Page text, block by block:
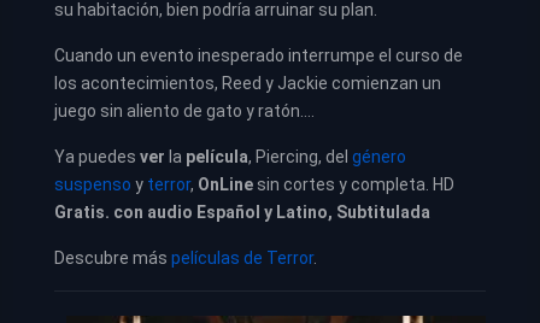
su habitación, bien podría arruinar su plan.
Cuando un evento inesperado interrumpe el curso de
los acontecimientos, Reed y Jackie comienzan un
juego sin aliento de gato y ratón….
Ya puedes ver la película, Piercing, del género
suspenso y terror, OnLine sin cortes y completa. HD
Gratis. con audio Español y Latino, Subtitulada
Descubre más películas de Terror.